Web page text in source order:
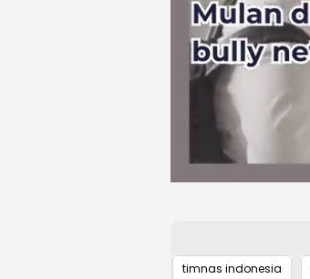
timnas indonesia